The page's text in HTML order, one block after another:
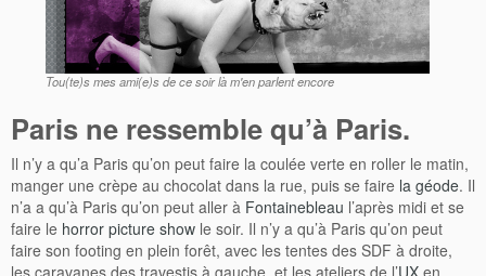
Tou(te)s mes ami(e)s de ce soir là m'en parlent encore
Paris ne ressemble qu’à Paris.
Il n’y a qu’a Paris qu’on peut faire la coulée verte en roller le matin,
manger une crèpe au chocolat dans la rue, puis se faire la géode. Il
n’a a qu’à Paris qu’on peut aller à Fontainebleau l’après midi et se
faire le horror picture show le soir. Il n’y a qu’à Paris qu’on peut
faire son footing en plein forêt, avec les tentes des SDF à droite,
les caravanes des travestis à gauche, et les ateliers de l’UX en